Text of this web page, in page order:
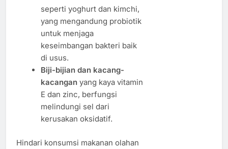
seperti yoghurt dan kimchi,
yang mengandung probiotik
untuk menjaga
keseimbangan bakteri baik
di usus.
Biji-bijian dan kacang-
kacanganyang kaya vitamin
E dan zinc, berfungsi
melindungi sel dari
kerusakan oksidatif.
Hindari konsumsi makanan olahan